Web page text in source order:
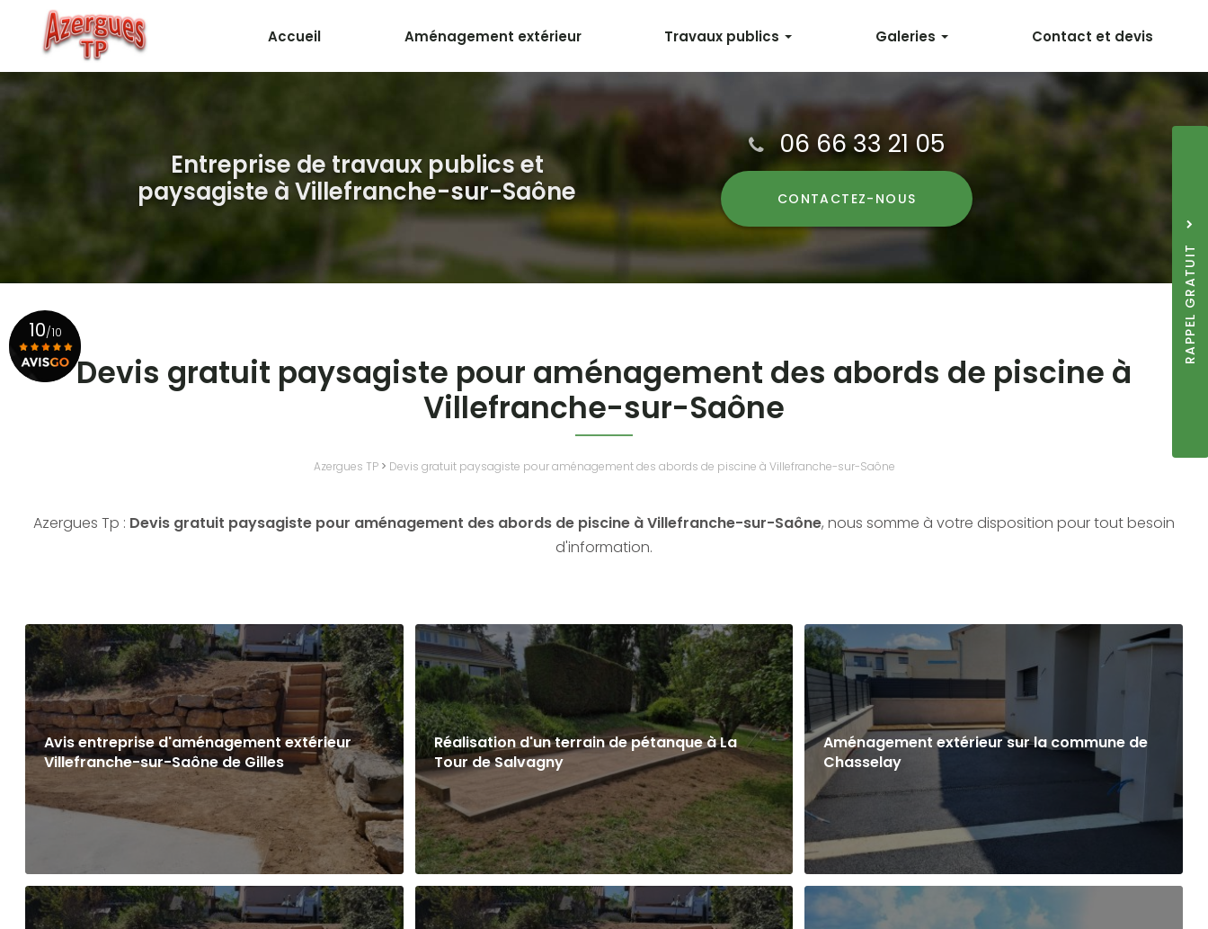
contenu
principal
Accueil Aménagement extérieur Travaux publics
Voirie et réseaux divers
Maçonnerie et génie civil
Transport & Location
Galeries
Travaux publics
Contact et devis
Entreprise de travaux publics et
paysagiste à Villefranche-sur-Saône
06 66 33 21 05
CONTACTEZ- NOUS
10/10
Devis gratuit paysagiste pour aménagement des abords de piscine à
Villefranche-sur-Saône
Azergues TP> Devis gratuit paysagiste pour aménagement des abords de piscine à Villefranche-sur-Saône
Azergues Tp : Devis gratuit paysagiste pour aménagement des abords de piscine à Villefranche-sur-Saône, nous somme à votre disposition pour tout besoin
d'information.
Avis entreprise d'aménagement extérieur
Villefranche-sur-Saône de Gilles
Réalisation d'un terrain de pétanque à La
Tour de Salvagny
Aménagement extérieur sur la commune de
Chasselay
RAPPEL GRATUIT
*
Quel code est